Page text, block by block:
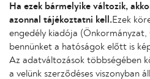
Ha ezek bármelyike változik,
azonnal tájékoztatni kell.Ezek
engedély kiadója (Önkormányzat,
bennünket a hatóságok előtt is
Az adatváltozások többségében
a velünk szerződéses viszonyban